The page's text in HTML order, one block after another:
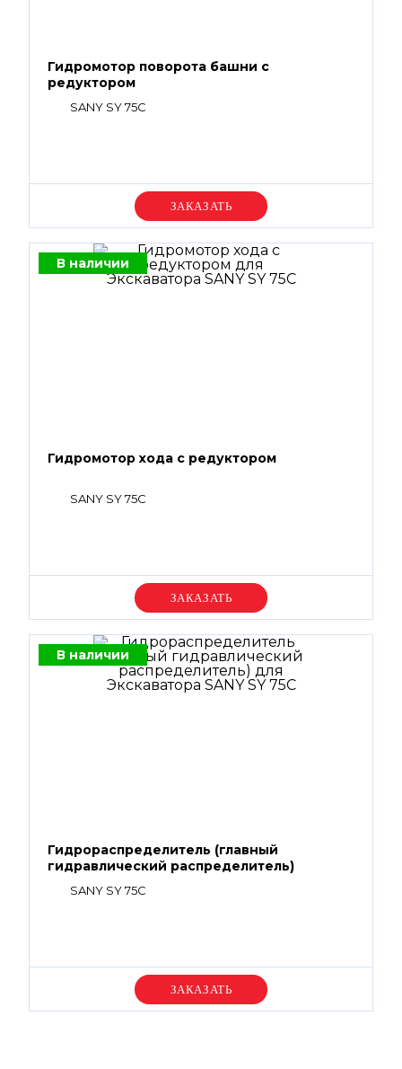
Гидромотор поворота башни с
редуктором
SANY SY 75C
Уточняйте цену
В наличии
Гидромотор хода с редуктором
SANY SY 75C
Уточняйте цену
В наличии
Гидрораспределитель (главный
гидравлический распределитель)
SANY SY 75C
Уточняйте цену